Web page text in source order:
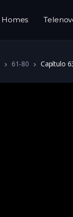
Homes
61-80 Capítulo